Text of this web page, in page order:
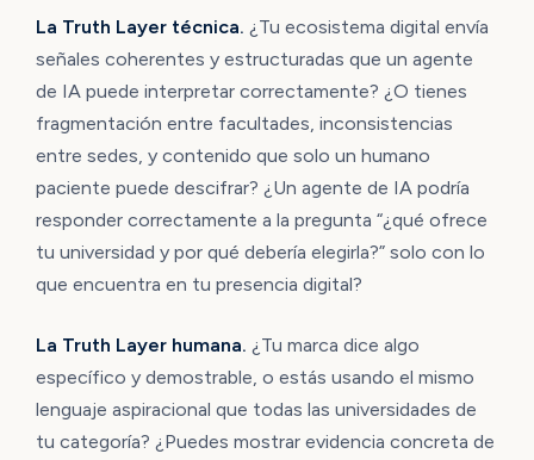
La Truth Layer técnica. ¿Tu ecosistema digital envía
señales coherentes y estructuradas que un agente
de IA puede interpretar correctamente? ¿O tienes
fragmentación entre facultades, inconsistencias
entre sedes, y contenido que solo un humano
paciente puede descifrar? ¿Un agente de IA podría
responder correctamente a la pregunta “¿qué ofrece
tu universidad y por qué debería elegirla?” solo con lo
que encuentra en tu presencia digital?
La Truth Layer humana. ¿Tu marca dice algo
específico y demostrable, o estás usando el mismo
lenguaje aspiracional que todas las universidades de
tu categoría? ¿Puedes mostrar evidencia concreta de